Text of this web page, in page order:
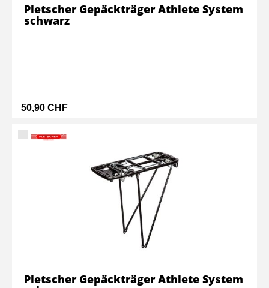
50,90 CHF
Pletscher Gepäckträger Athlete System
schwarz
Pletscher Gepäckträger Athlete System